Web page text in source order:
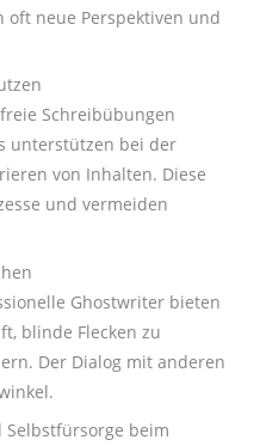
oft neue Perspektiven und
Schreibübungen
unterstützen bei der
von Inhalten. Diese
und vermeiden
Ghostwriter bieten
blinde Flecken zu
Der Dialog mit anderen
Selbstfürsorge beim